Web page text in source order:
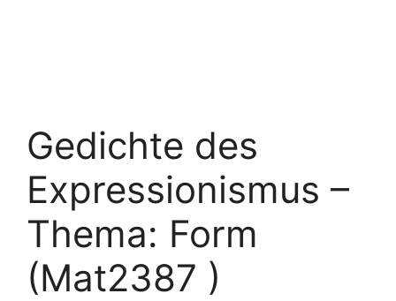
Gedichte des
Expressionismus –
Thema: Form
(Mat2387 )